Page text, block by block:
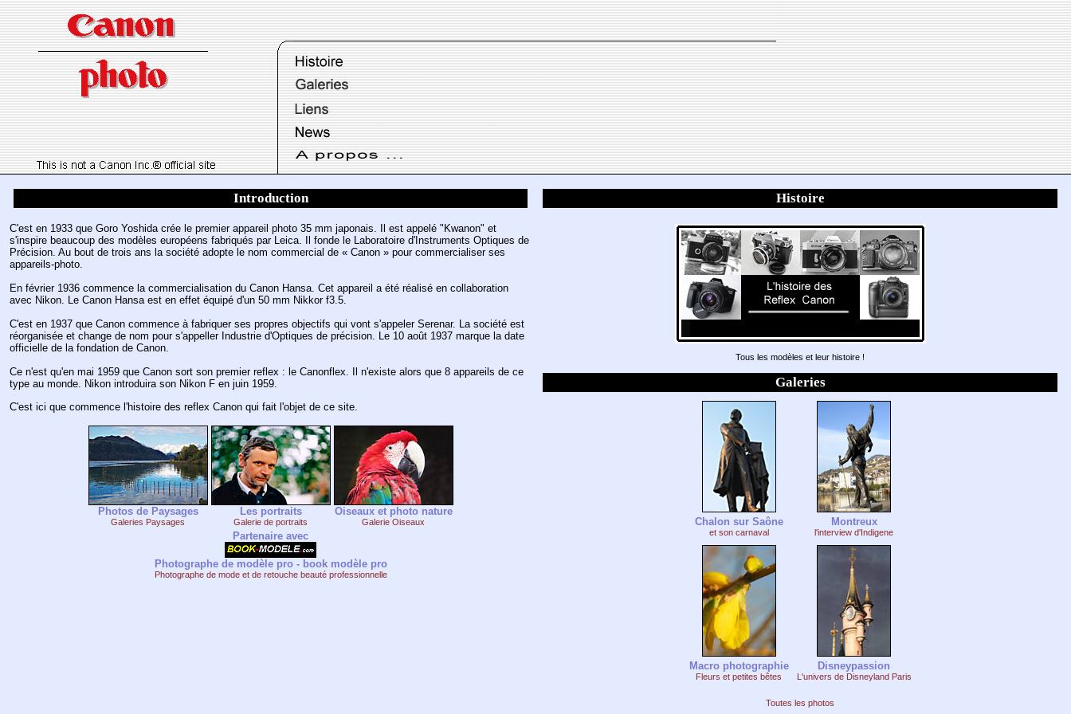
Introduction
C'est en 1933 que Goro Yoshida crée le premier appareil photo 35 mm japonais. Il est appelé "Kwanon" et
s'inspire beaucoup des modèles européens fabriqués par Leica. Il fonde le Laboratoire d'Instruments Optiques de
Précision. Au bout de trois ans la société adopte le nom commercial de « Canon » pour commercialiser ses
appareils-photo.
En février 1936 commence la commercialisation du Canon Hansa. Cet appareil a été réalisé en collaboration
avec Nikon. Le Canon Hansa est en effet équipé d'un 50 mm Nikkor f3.5.
C'est en 1937 que Canon commence à fabriquer ses propres objectifs qui vont s'appeler Serenar. La société est
réorganisée et change de nom pour s'appeller Industrie d'Optiques de précision. Le 10 août 1937 marque la date
officielle de la fondation de Canon.
Ce n'est qu'en mai 1959 que Canon sort son premier reflex : le Canonflex. Il n'existe alors que 8 appareils de ce
type au monde. Nikon introduira son Nikon F en juin 1959.
C'est ici que commence l'histoire des reflex Canon qui fait l'objet de ce site.
Photos de Paysages
Galeries Paysages
Les portraits
Galerie de portraits
Oiseaux et photo nature
Galerie Oiseaux
Partenaire avec
Photographe de modèle pro - book modèle pro
Photographe de mode et de retouche beauté professionnelle
Histoire
Tous les modèles et leur histoire !
Galeries
Chalon sur Saône
et son carnaval
Montreux
l'interview d'Indigene
Macro photographie
Fleurs et petites bêtes
Disneypassion
L'univers de Disneyland Paris
Toutes les photos